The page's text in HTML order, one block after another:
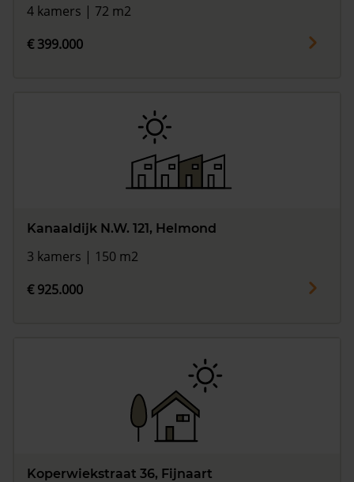
4 kamers | 72 m2
€ 399.000
Kanaaldijk N.W. 121, Helmond
3 kamers | 150 m2
€ 925.000
Koperwiekstraat 36, Fijnaart